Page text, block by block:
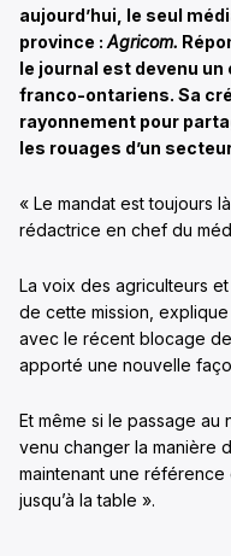
aujourd’hui, le seul
province : Agricom.
le journal est devenu
franco-ontariens. Sa
rayonnement pour
les rouages d’un
« Le mandat est toujours
rédactrice en chef du
La voix des agriculteurs
de cette mission,
avec le récent blocage
apporté une nouvelle
Et même si le passage
venu changer la manière
maintenant une référence
jusqu’à la table ».